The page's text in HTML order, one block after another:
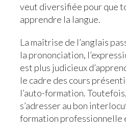
veut diversifiée pour que
apprendre la langue.
La maîtrise de l’anglais
la prononciation,
est plus judicieux
le cadre des cours
l’auto-formation.
s’adresser au bon
formation professionnelle